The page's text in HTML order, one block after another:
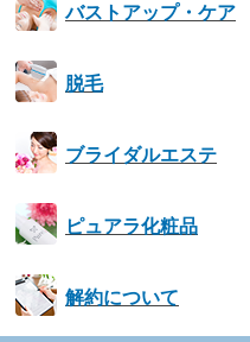
バストアップ・ケア
脱毛
ブライダルエステ
ピュアラ化粧品
解約について